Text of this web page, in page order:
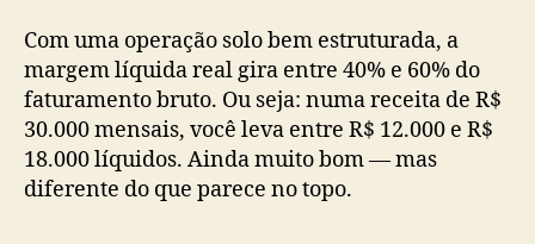
Com uma operação solo bem estruturada, a
margem líquida real gira entre 40% e 60% do
faturamento bruto. Ou seja: numa receita de R$
30.000 mensais, você leva entre R$ 12.000 e R$
18.000 líquidos. Ainda muito bom — mas
diferente do que parece no topo.